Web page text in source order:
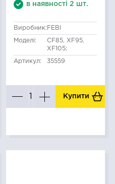
в наявності 2 шт.
Виробник: FEBI
Моделі:
CF85, XF95,
XF105;
Артикул: 35559
Купити